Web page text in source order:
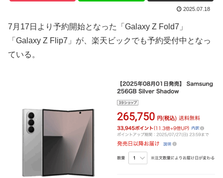
2025.07.18
7月17日より予約開始となった「Galaxy Z Fold7」
「Galaxy Z Flip7」が、楽天ビックでも予約受付中となっ
ている。